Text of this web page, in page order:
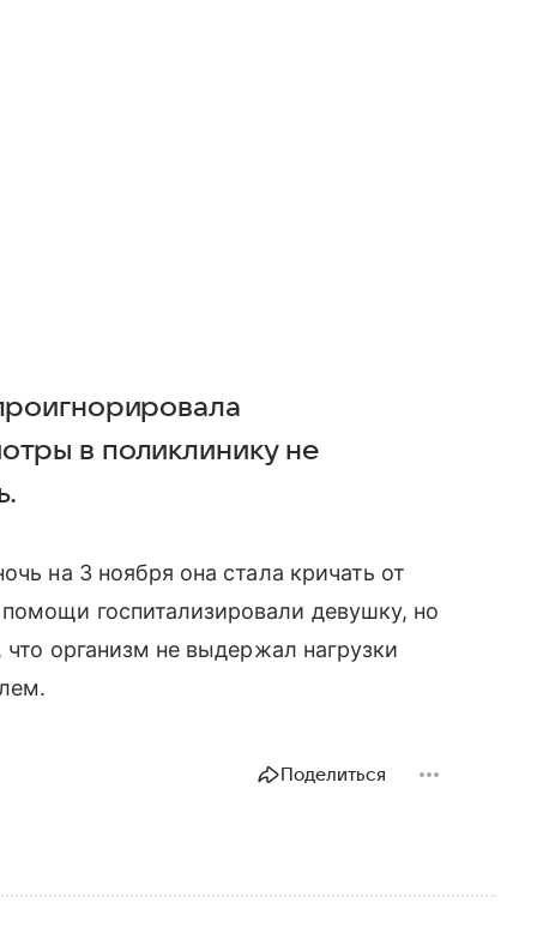
в поликлинику не
на 3 ноября она стала кричать от
госпитализировали девушку, но
организм не выдержал нагрузки
Поделиться